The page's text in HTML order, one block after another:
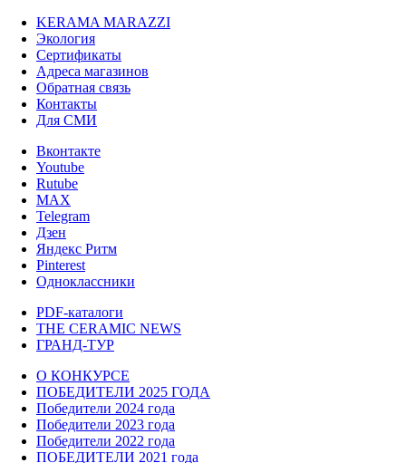
KERAMA MARAZZI
Экология
Сертификаты
Адреса магазинов
Обратная связь
Контакты
Для СМИ
Вконтакте
Youtube
Rutube
MAX
Telegram
Дзен
Яндекс Ритм
Pinterest
Одноклассники
PDF-каталоги
THE CERAMIC NEWS
ГРАНД-ТУР
О КОНКУРСЕ
ПОБЕДИТЕЛИ 2025 ГОДА
Победители 2024 года
Победители 2023 года
Победители 2022 года
ПОБЕДИТЕЛИ 2021 года